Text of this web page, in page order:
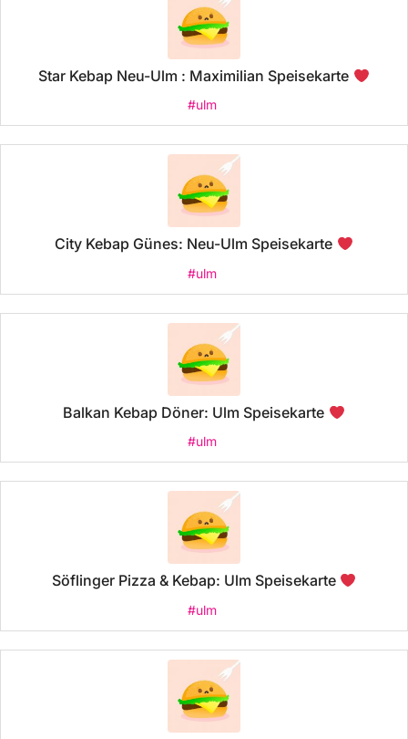
Star Kebap Neu-Ulm : Maximilian Speisekarte
#ulm
City Kebap Günes: Neu-Ulm Speisekarte
#ulm
Balkan Kebap Döner: Ulm Speisekarte
#ulm
Söflinger Pizza & Kebap: Ulm Speisekarte
#ulm